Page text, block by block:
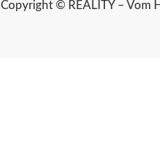
Copyright © REALITY – Vom